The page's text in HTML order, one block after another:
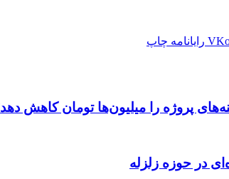
رایانامه چاپ
پروژه را میلیون‌ها تومان کاهش
در حوزه زلزله